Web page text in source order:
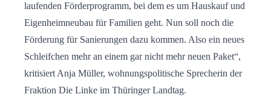
laufenden Förderprogramm, bei dem es um Hauskauf und
Eigenheimneubau für Familien geht. Nun soll noch die
Förderung für Sanierungen dazu kommen. Also ein neues
Schleifchen mehr an einem gar nicht mehr neuen Paket“,
kritisiert Anja Müller, wohnungspolitische Sprecherin der
Fraktion Die Linke im Thüringer Landtag.